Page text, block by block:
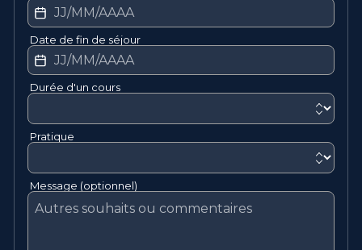
Date de fin de séjour
Durée d'un cours
Pratique
Message (optionnel)